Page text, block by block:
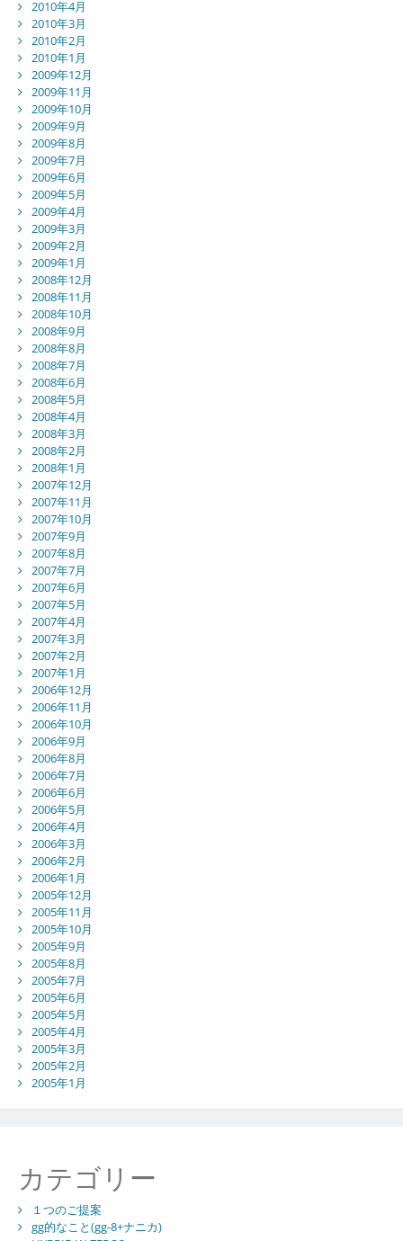
2010年4月
2010年3月
2010年2月
2010年1月
2009年12月
2009年11月
2009年10月
2009年9月
2009年8月
2009年7月
2009年6月
2009年5月
2009年4月
2009年3月
2009年2月
2009年1月
2008年12月
2008年11月
2008年10月
2008年9月
2008年8月
2008年7月
2008年6月
2008年5月
2008年4月
2008年3月
2008年2月
2008年1月
2007年12月
2007年11月
2007年10月
2007年9月
2007年8月
2007年7月
2007年6月
2007年5月
2007年4月
2007年3月
2007年2月
2007年1月
2006年12月
2006年11月
2006年10月
2006年9月
2006年8月
2006年7月
2006年6月
2006年5月
2006年4月
2006年3月
2006年2月
2006年1月
2005年12月
2005年11月
2005年10月
2005年9月
2005年8月
2005年7月
2005年6月
2005年5月
2005年4月
2005年3月
2005年2月
2005年1月
カテゴリー
１つのご提案
gg的なこと(gg-8+ナニカ)